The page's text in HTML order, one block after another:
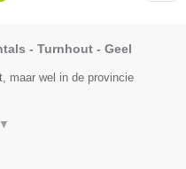
- Turnhout - Geel
maar wel in de provincie
▼